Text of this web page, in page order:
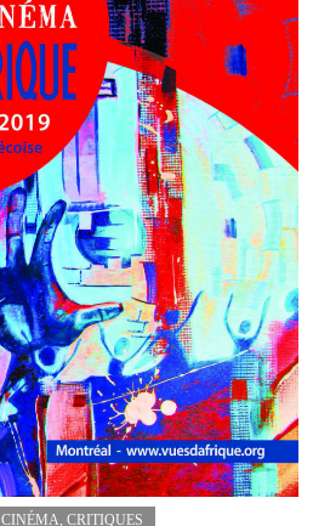
CINÉMA, CRITIQUES